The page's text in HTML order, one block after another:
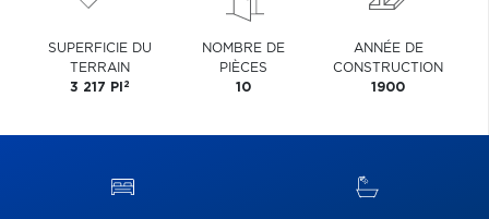
SUPERFICIE DU
TERRAIN
3 217 PI 2
NOMBRE DE
PIÈCES
10
ANNÉE DE
CONSTRUCTION
1900